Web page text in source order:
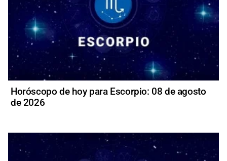
Horóscopo de hoy para Escorpio: 08 de agosto
de 2026